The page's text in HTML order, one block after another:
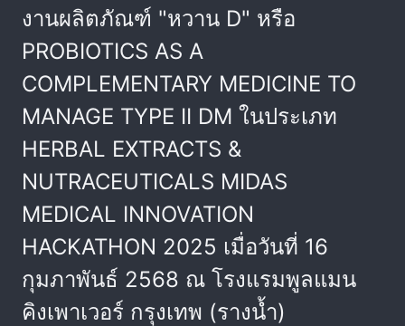
งานผลิตภัณฑ์ "หวาน D" หรือ
PROBIOTICS AS A
COMPLEMENTARY MEDICINE TO
MANAGE TYPE II DM ในประเภท
HERBAL EXTRACTS &
NUTRACEUTICALS MIDAS
MEDICAL INNOVATION
HACKATHON 2025 เมื่อวันที่ 16
กุมภาพันธ์ 2568 ณ โรงแรมพูลแมน
คิงเพาเวอร์ กรุงเทพ (รางน้ำ)